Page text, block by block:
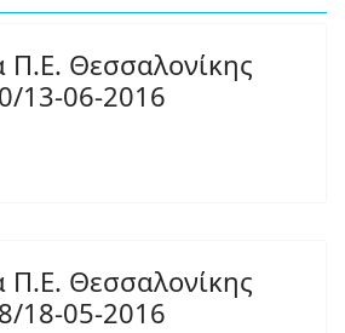
Θεσσαλονίκης
13-06-2016
Θεσσαλονίκης
18-05-2016